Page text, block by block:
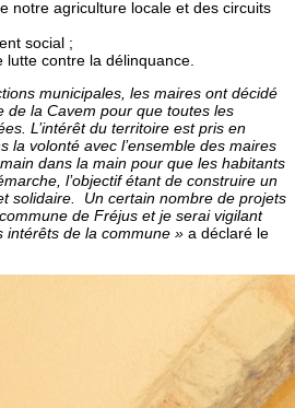
notre agriculture locale et des circuits
social ;
lutte contre la délinquance.
municipales, les maires ont décidé
de la Cavem pour que toutes les
L’intérêt du territoire est pris en
la volonté avec l’ensemble des maires
dans la main pour que les habitants
l’objectif étant de construire un
solidaire.
Un certain nombre de projets
de Fréjus et je serai vigilant
intérêts de la commune » a déclaré le